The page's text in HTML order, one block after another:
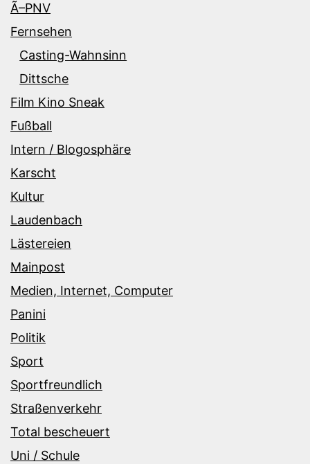
Ã–PNV
Fernsehen
Casting-Wahnsinn
Dittsche
Film Kino Sneak
Fußball
Intern / Blogosphäre
Karscht
Kultur
Laudenbach
Lästereien
Mainpost
Medien, Internet, Computer
Panini
Politik
Sport
Sportfreundlich
Straßenverkehr
Total bescheuert
Uni / Schule